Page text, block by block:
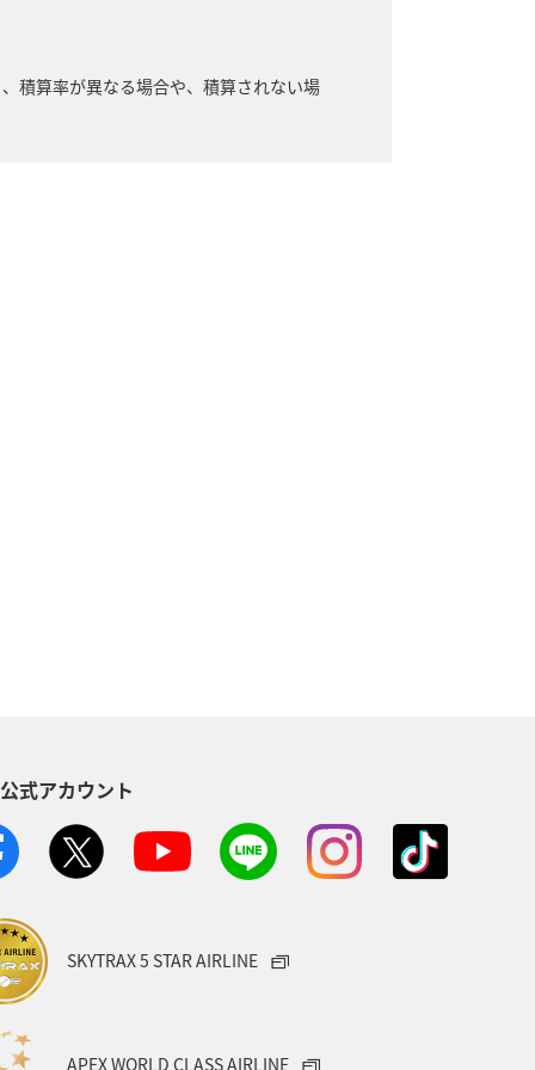
積算率が異なる場合や、積算されない場
式アカウント
SKYTRAX 5 STAR AIRLINE
APEX WORLD CLASS AIRLINE